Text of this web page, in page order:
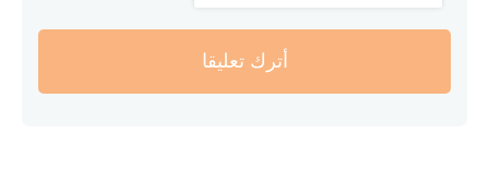
أترك تعليقا